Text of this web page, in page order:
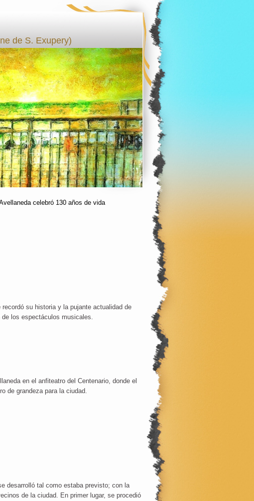
de S. Exupery)
celebró 130 años de vida
su historia y la pujante actualidad de
los espectáculos musicales.
en el anfiteatro del Centenario, donde el
de grandeza para la ciudad.
desarrolló tal como estaba previsto; con la
de la ciudad. En primer lugar, se procedió